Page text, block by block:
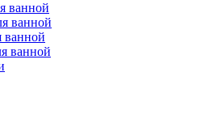
ванной
ванной
ванной
ванной